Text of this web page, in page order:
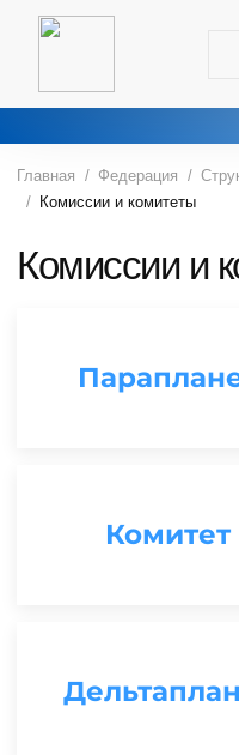
Главная Федерация
Комиссии и комитеты
Комиссии и